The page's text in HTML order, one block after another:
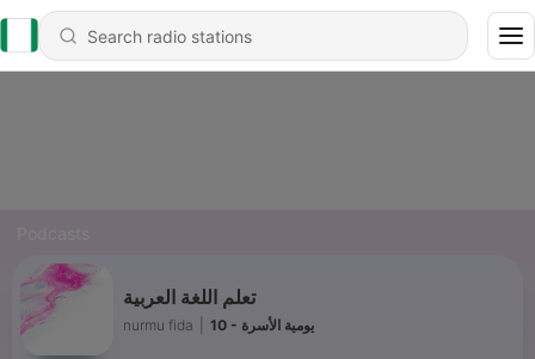
تعلم اللغة العربية
nurmu fida 10 - يومية الأسرة